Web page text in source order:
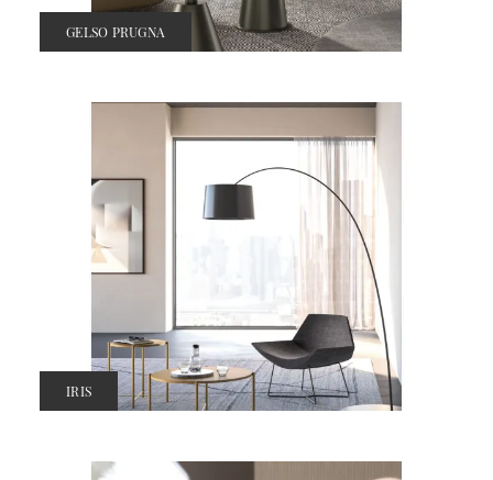
GELSO PRUGNA
IRIS